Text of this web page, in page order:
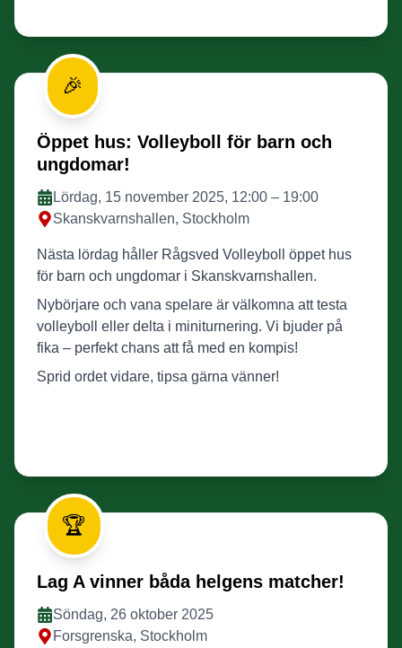
🎉
Öppet hus: Volleyboll för barn och
ungdomar!
Lördag, 15 november 2025, 12:00 – 19:00
Skanskvarnshallen, Stockholm
Nästa lördag håller Rågsved Volleyboll öppet hus
för barn och ungdomar i Skanskvarnshallen.
Nybörjare och vana spelare är välkomna att testa
volleyboll eller delta i miniturnering. Vi bjuder på
fika – perfekt chans att få med en kompis!
Sprid ordet vidare, tipsa gärna vänner!
🏆
Lag A vinner båda helgens matcher!
Söndag, 26 oktober 2025
Forsgrenska, Stockholm